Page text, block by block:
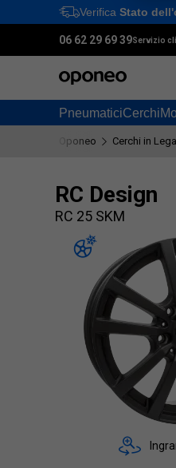
Verifica Stato
06 62 29 69 39Servizio
PneumaticiCerchi
Oponeo Cerchi in Lega
RC Design
RC 25 SKM